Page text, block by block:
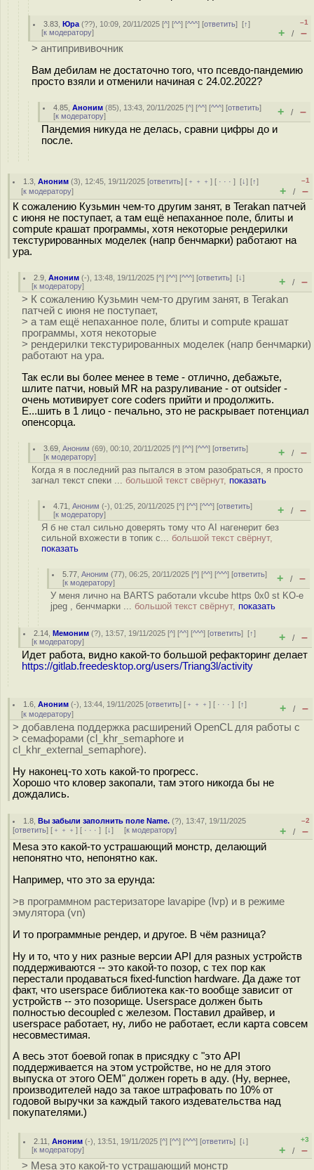
3.83 ,Юра (??), 10:09, 20/11/2025 [^] [^^] [^^^] [ответить][↑]
[к модератору]
–1
+ / –
> антипрививочник
Вам дебилам не достаточно того, что псевдо-пандемию
просто взяли и отменили начиная с 24.02.2022?
4.85 ,Аноним (85), 13:43, 20/11/2025 [^] [^^] [^^^] [ответить]
[к модератору] + / –
Пандемия никуда не делась, сравни цифры до и
после.
1.3 ,Аноним (3), 12:45, 19/11/2025 [ответить] [ ﹢﹢﹢] [ · · ·][↓] [↑]
[к модератору]
–1
+ / –
К сожалению Кузьмин чем-то другим занят, в Terakan патчей
с июня не поступает, а там ещё непаханное поле, блиты и
compute крашат программы, хотя некоторые рендерилки
текстурированных моделек (напр бенчмарки) работают на
ура.
2.9 ,Аноним (-), 13:48, 19/11/2025 [^] [^^] [^^^] [ответить][↓]
[к модератору] + / –
> К сожалению Кузьмин чем-то другим занят, в Terakan
патчей с июня не поступает,
> а там ещё непаханное поле, блиты и compute крашат
программы, хотя некоторые
> рендерилки текстурированных моделек (напр бенчмарки)
работают на ура.
Так если вы более менее в теме - отлично, дебажьте,
шлите патчи, новый MR на разруливание - от outsider -
очень мотивирует core coders прийти и продолжить.
Е...шить в 1 лицо - печально, это не раскрывает потенциал
опенсорца.
3.69 ,Аноним (69), 00:10, 20/11/2025 [^] [^^] [^^^] [ответить]
[к модератору] + / –
Когда я в последний раз пытался в этом разобраться, я просто
загнал текст спеки ... большой текст свёрнут, показать
4.71 ,Аноним (-), 01:25, 20/11/2025 [^] [^^] [^^^] [ответить]
[к модератору] + / –
Я б не стал сильно доверять тому что AI нагенерит без
сильной вхожести в топик с... большой текст свёрнут,
показать
5.77 ,Аноним (77), 06:25, 20/11/2025 [^] [^^] [^^^] [ответить]
[к модератору] + / –
У меня лично на BARTS работали vkcube https 0x0 st KO-e
jpeg , бенчмарки ... большой текст свёрнут, показать
2.14 ,Мемоним (?), 13:57, 19/11/2025 [^] [^^] [^^^] [ответить][↑]
[к модератору] + / –
Идет работа, видно какой-то большой рефакторинг делает
https://gitlab.freedesktop.org/users/Triang3l/activity
1.6 ,Аноним (-), 13:44, 19/11/2025 [ответить] [ ﹢﹢﹢] [ · · ·][↑]
[к модератору] + / –
> добавлена поддержка расширений OpenCL для работы с
> семафорами (cl_khr_semaphore и
cl_khr_external_semaphore).
Ну наконец-то хоть какой-то прогресс.
Хорошо что кловер закопали, там этого никогда бы не
дождались.
1.8 ,Вы забыли заполнить поле Name. (?), 13:47, 19/11/2025
[ответить] [ ﹢﹢﹢ ] [ · · · ] [↓] [к модератору]
–2
+ / –
Mesa это какой-то устрашающий монстр, делающий
непонятно что, непонятно как.
Например, что это за ерунда:
>в программном растеризаторе lavapipe (lvp) и в режиме
эмулятора (vn)
И то программные рендер, и другое. В чём разница?
Ну и то, что у них разные версии API для разных устройств
поддерживаются -- это какой-то позор, с тех пор как
перестали продаваться fixed-function hardware. Да даже тот
факт, что userspace библиотека как-то вообще зависит от
устройств -- это позорище. Userspace должен быть
полностью decoupled с железом. Поставил драйвер, и
userspace работает, ну, либо не работает, если карта совсем
несовместимая.
А весь этот боевой гопак в присядку с "это API
поддерживается на этом устройстве, но не для этого
выпуска от этого OEM" должен гореть в аду. (Ну, вернее,
производителей надо за такое штрафовать по 10% от
годовой выручки за каждый такого издевательства над
покупателями.)
2.11 ,Аноним (-), 13:51, 19/11/2025 [^] [^^] [^^^] [ответить][↓]
[к модератору]
+3
+ / –
> Mesa это какой-то устрашающий монстр